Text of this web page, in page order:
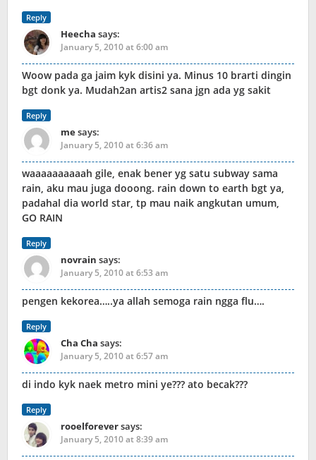
Reply
Heecha says:
January 5, 2010 at 6:00 am
Woow pada ga jaim kyk disini ya. Minus 10 brarti dingin
bgt donk ya. Mudah2an artis2 sana jgn ada yg sakit
Reply
mesays:
January 5, 2010 at 6:36 am
waaaaaaaaaah gile, enak bener yg satu subway sama
rain, aku mau juga dooong. rain down to earth bgt ya,
padahal dia world star, tp mau naik angkutan umum,
GO RAIN
Reply
novrain says:
January 5, 2010 at 6:53 am
pengen kekorea…..ya allah semoga rain ngga flu….
Reply
Cha Cha says:
January 5, 2010 at 6:57 am
di indo kyk naek metro mini ye??? ato becak???
Reply
rooelforeversays:
January 5, 2010 at 8:39 am